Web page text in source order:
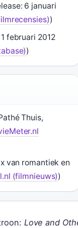
6 januari
)
februari 2012
)
Thuis,
van romantiek en
(filmnieuws))
Love and